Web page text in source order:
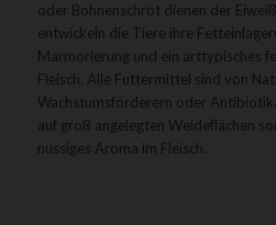
oder Bohnenschrot dienen der
entwickeln die Tiere ihre
Marmorierung und ein arttypisches
Fleisch. Alle Futtermittel sind von
Wachstumsförderern oder
auf groß angelegten Weideflächen
nussiges Aroma im Fleisch.